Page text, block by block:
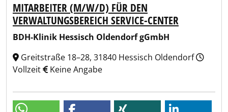
MITARBEITER (M/W/D) FÜR DEN
VERWALTUNGSBEREICH SERVICE-CENTER
BDH-Klinik Hessisch Oldendorf gGmbH
Greitstraße 18–28, 31840 Hessisch Oldendorf
Vollzeit
Keine Angabe